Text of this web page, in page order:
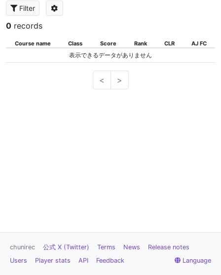
Filter
0 records
Course name Class Score Rank CLR AJ FC
表示できるデータがありません
< >
chunirec 公式 X (Twitter) Terms News
Release notes
Users
Player stats API Feedback Language